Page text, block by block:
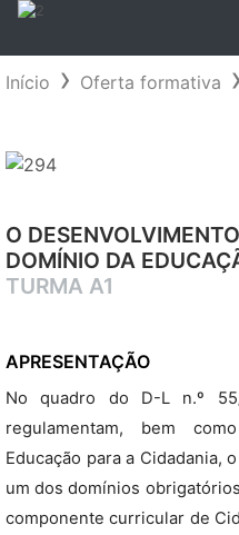
Início Oferta formativa
O
DOMÍNIO DA
TURMA A1
APRESENTAÇÃO
No quadro do D-L n.º
regulamentam, bem
Educação para a Cidadania,
um dos domínios
componente curricular de